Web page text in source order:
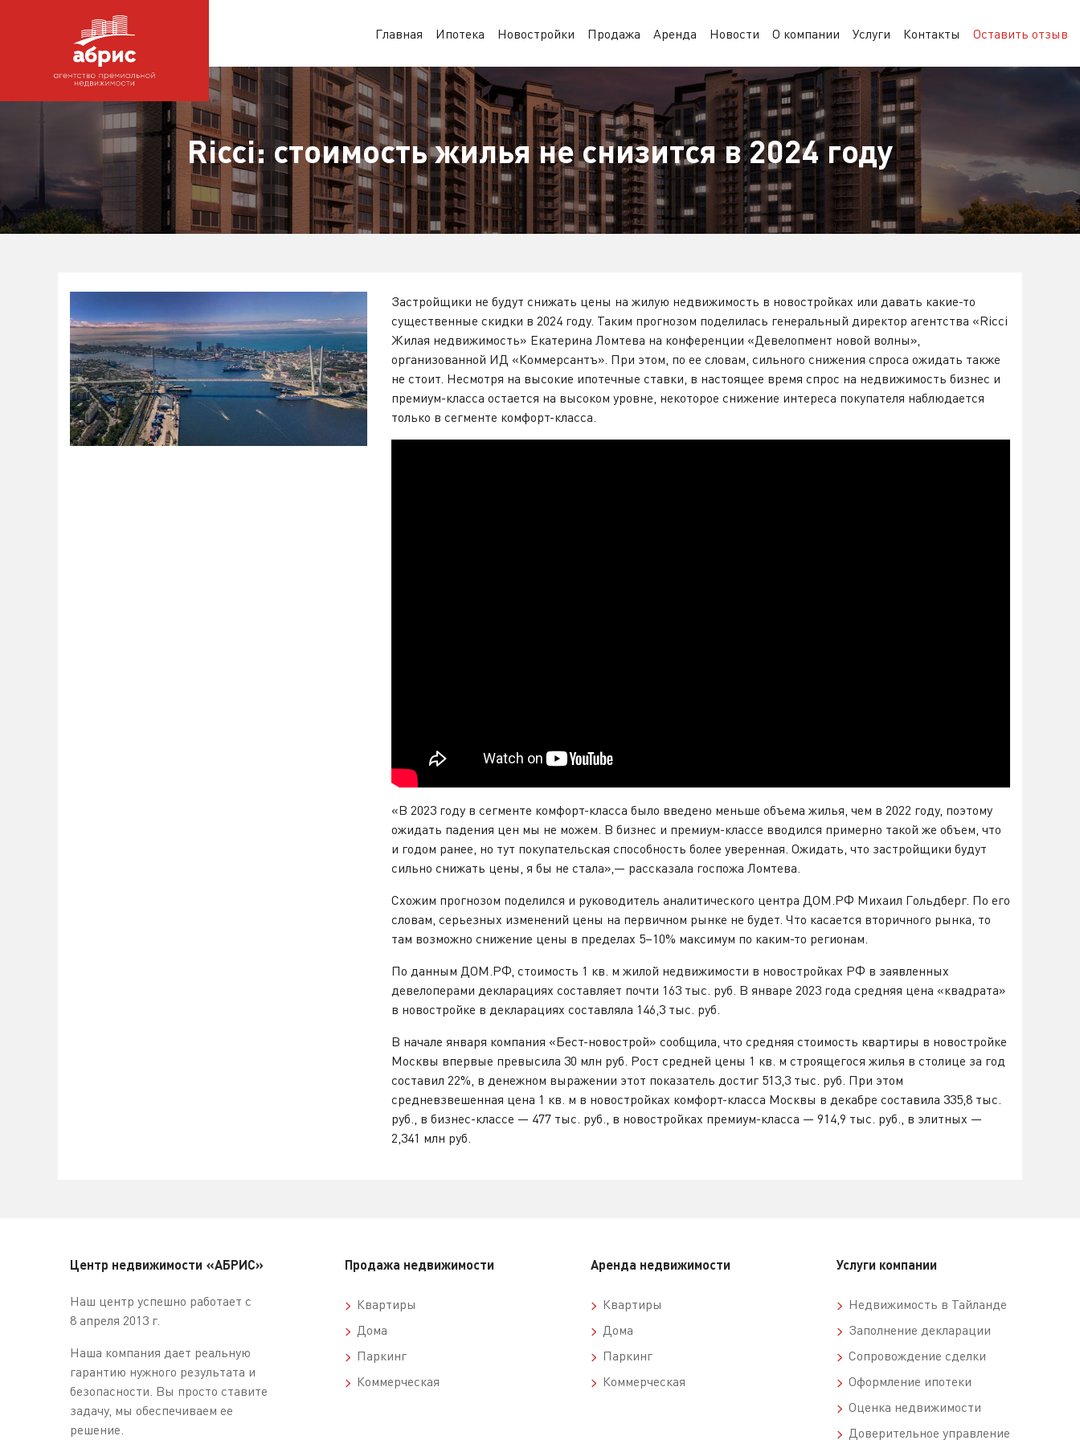
Главная Ипотека Новостройки Продажа Аренда Новости О компании Услуги Контакты Оставить отзыв
Ricci: стоимость жилья не снизится в 2024 году
Застройщики не будут снижать цены на жилую недвижимость в новостройках или давать какие-то
существенные скидки в 2024 году. Таким прогнозом поделилась генеральный директор агентства «Ricci
Жилая недвижимость» Екатерина Ломтева на конференции «Девелопмент новой волны»,
организованной ИД «Коммерсантъ». При этом, по ее словам, сильного снижения спроса ожидать также
не стоит. Несмотря на высокие ипотечные ставки, в настоящее время спрос на недвижимость бизнес и
премиум-класса остается на высоком уровне, некоторое снижение интереса покупателя наблюдается
только в сегменте комфорт-класса.
«В 2023 году в сегменте комфорт-класса было введено меньше объема жилья, чем в 2022 году, поэтому
ожидать падения цен мы не можем. В бизнес и премиум-классе вводился примерно такой же объем, что
и годом ранее, но тут покупательская способность более уверенная. Ожидать, что застройщики будут
сильно снижать цены, я бы не стала»,— рассказала госпожа Ломтева.
Схожим прогнозом поделился и руководитель аналитического центра ДОМ.РФ Михаил Гольдберг. По его
словам, серьезных изменений цены на первичном рынке не будет. Что касается вторичного рынка, то
там возможно снижение цены в пределах 5–10% максимум по каким-то регионам.
По данным ДОМ.РФ, стоимость 1 кв. м жилой недвижимости в новостройках РФ в заявленных
девелоперами декларациях составляет почти 163 тыс. руб. В январе 2023 года средняя цена «квадрата»
в новостройке в декларациях составляла 146,3 тыс. руб.
В начале января компания «Бест-новострой» сообщила, что средняя стоимость квартиры в новостройке
Москвы впервые превысила 30 млн руб. Рост средней цены 1 кв. м строящегося жилья в столице за год
составил 22%, в денежном выражении этот показатель достиг 513,3 тыс. руб. При этом
средневзвешенная цена 1 кв. м в новостройках комфорт-класса Москвы в декабре составила 335,8 тыс.
руб., в бизнес-классе — 477 тыс. руб., в новостройках премиум-класса — 914,9 тыс. руб., в элитных —
2,341 млн руб.
Центр недвижимости «АБРИС»
Наш центр успешно работает с
8 апреля 2013 г.
Наша компания дает реальную
гарантию нужного результата и
безопасности. Вы просто ставите
задачу, мы обеспечиваем ее
решение.
Продажа недвижимости
Квартиры
Дома
Паркинг
Коммерческая
Аренда недвижимости
Квартиры
Дома
Паркинг
Коммерческая
Услуги компании
Недвижимость в Тайланде
Заполнение декларации
Сопровождение сделки
Оформление ипотеки
Оценка недвижимости
Доверительное управление